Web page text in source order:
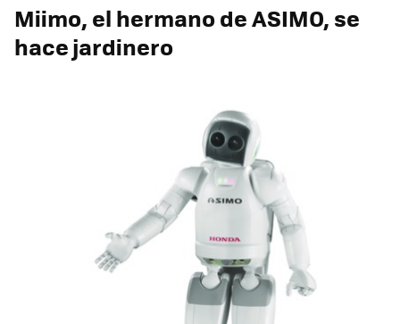
Miimo, el hermano de ASIMO, se
hace jardinero